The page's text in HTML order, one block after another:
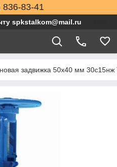
836-83-41
spkstalkom@mail.ru
задвижка 50x40 мм 30с15нж